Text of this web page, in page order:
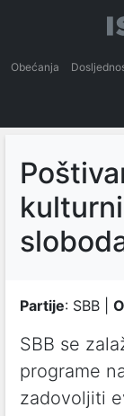
Obećanja
Partije: SBB |
SBB se
programe
zadovoljiti